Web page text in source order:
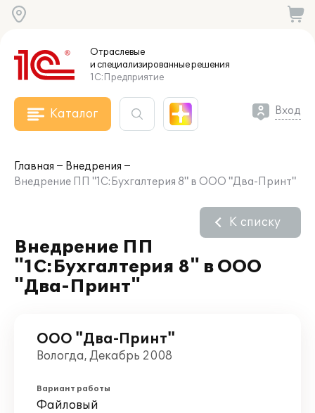
Отраслевые
и специализированныерешения
1С:Предприятие
Каталог Вход
Главная
Внедрения
Внедрение ПП "1С:Бухгалтерия 8" в ООО "Два-Принт"
Внедрение ПП
"1С:Бухгалтерия 8" в ООО
"Два-Принт"
К списку
ООО "Два-Принт"
Вологда, Декабрь 2008
Вариант работы
Файловый